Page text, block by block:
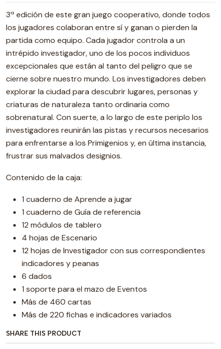
3ª edición de este gran juego cooperativo, donde todos
los jugadores colaboran entre sí y ganan o pierden la
partida como equipo. Cada jugador controla a un
intrépido investigador, uno de los pocos individuos
excepcionales que están al tanto del peligro que se
cierne sobre nuestro mundo. Los investigadores deben
explorar la ciudad para descubrir lugares, personas y
criaturas de naturaleza tanto ordinaria como
sobrenatural. Con suerte, a lo largo de este periplo los
investigadores reunirán las pistas y recursos necesarios
para enfrentarse a los Primigenios y, en última instancia,
frustrar sus malvados designios.
Contenido de la caja:
1 cuaderno de Aprende a jugar
1 cuaderno de Guía de referencia
12 módulos de tablero
4 hojas de Escenario
12 hojas de Investigador con sus correspondientes
indicadores y peanas
6 dados
1 soporte para el mazo de Eventos
Más de 460 cartas
Más de 220 fichas e indicadores variados
SHARE THIS PRODUCT